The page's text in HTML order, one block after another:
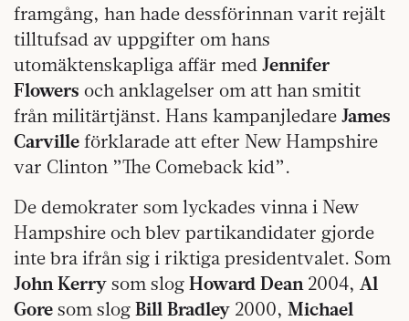
framgång, han hade dessförinnan varit rejält
tilltufsad av uppgifter om hans
utomäktenskapliga affär med Jennifer
Flowers och anklagelser om att han smitit
från militärtjänst. Hans kampanjledare James
Carville förklarade att efter New Hampshire
var Clinton ”The Comeback kid”.
De demokrater som lyckades vinna i New
Hampshire och blev partikandidater gjorde
inte bra ifrån sig i riktiga presidentvalet. Som
John Kerry som slog Howard Dean 2004, Al
Gore som slog Bill Bradley 2000, Michael